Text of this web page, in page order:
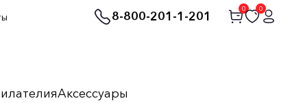
8-800-201-1-201
0 0
Аксессуары